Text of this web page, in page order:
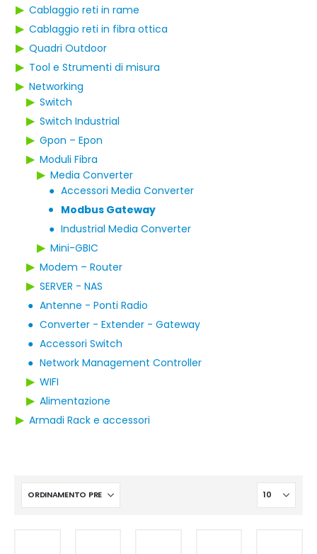
▶ Cablaggio reti in rame
▶ Cablaggio reti in fibra ottica
▶ Quadri Outdoor
▶ Tool e Strumenti di misura
▶ Networking
▶ Switch
▶ Switch Industrial
▶ Gpon – Epon
▶ Moduli Fibra
▶ Media Converter
● Accessori Media Converter
●
Modbus Gateway
● Industrial Media Converter
▶ Mini-GBIC
▶ Modem – Router
▶ SERVER - NAS
● Antenne - Ponti Radio
● Converter - Extender - Gateway
● Accessori Switch
● Network Management Controller
▶ WIFI
▶ Alimentazione
▶ Armadi Rack e accessori